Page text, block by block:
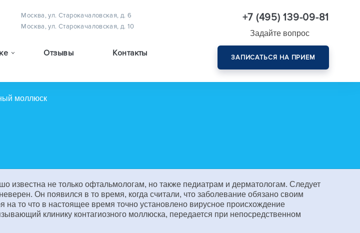
Москва, ул. Старокачаловская, д. 6
Москва, ул. Старокачаловская, д. 10
Отзывы Контакты
+7 (495) 139-09-81
Задайте вопрос
ЗАПИСАТЬСЯ НА ПРИЕМ
моллюск
не только офтальмологам, но также педиатрам и дерматологам. Следует
Он появился в то время, когда считали, что заболевание обязано своим
то что в настоящее время точно установлено вирусное происхождение
клинику контагиозного моллюска, передается при непосредственном